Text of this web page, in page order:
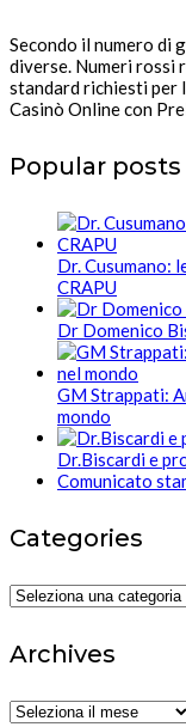
Secondo il numero di
diverse. Numeri rossi
standard richiesti per
Casinò Online con
Popular posts
Dr. Cusumano:
CRAPU
Dr Domenico
GM Strappati:
mondo
Dr.Biscardi e
Comunicato
Categories
Categories
Archives
Archives